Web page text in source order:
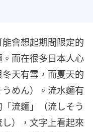
會想起期間限定的
而在很多日本人心
天有雪，而夏天的
うめん）。流水麵有
流麵」（流しそう
），文字上看起來